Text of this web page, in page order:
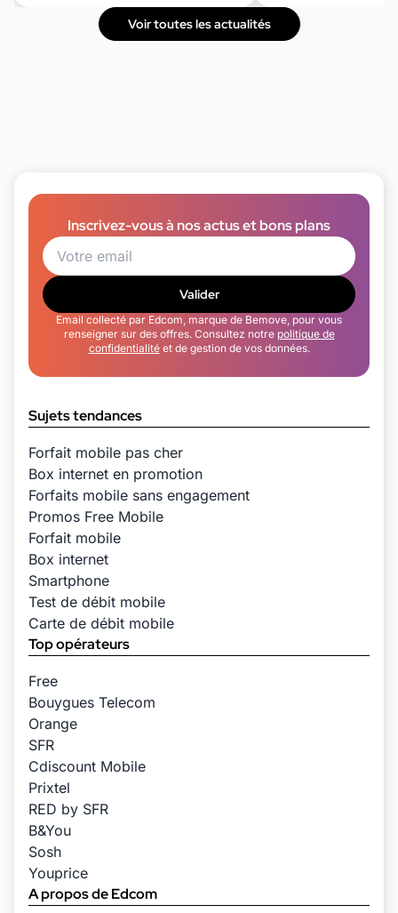
Voir toutes les actualités
Inscrivez-vous à nos actus et bons plans
Valider
Email collecté par Edcom, marque de Bemove, pour vous
renseigner sur des offres. Consultez notre politique de
confidentialitéet de gestion de vos données.
Sujets tendances
Forfait mobile pas cher
Box internet en promotion
Forfaits mobile sans engagement
Promos Free Mobile
Forfait mobile
Box internet
Smartphone
Test de débit mobile
Carte de débit mobile
Top opérateurs
Free
Bouygues Telecom
Orange
SFR
Cdiscount Mobile
Prixtel
RED by SFR
B&You
Sosh
Youprice
A propos de Edcom